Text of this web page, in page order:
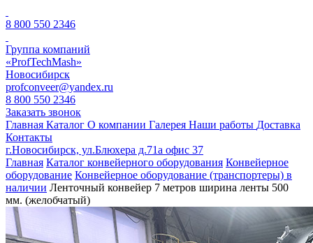
8 800 550 2346
Группа компаний
«ProfTechMash»
Новосибирск
profconveer@yandex.ru
8 800 550 2346
Заказать звонок
Главная Каталог О компании Галерея Наши работы Доставка
Контакты
г.Новосибирск, ул.Блюхера д.71а офис 37
Главная Каталог конвейерного оборудования Конвейерное
оборудование Конвейерное оборудование (транспортеры) в
наличии Ленточный конвейер 7 метров ширина ленты 500
мм. (желобчатый)